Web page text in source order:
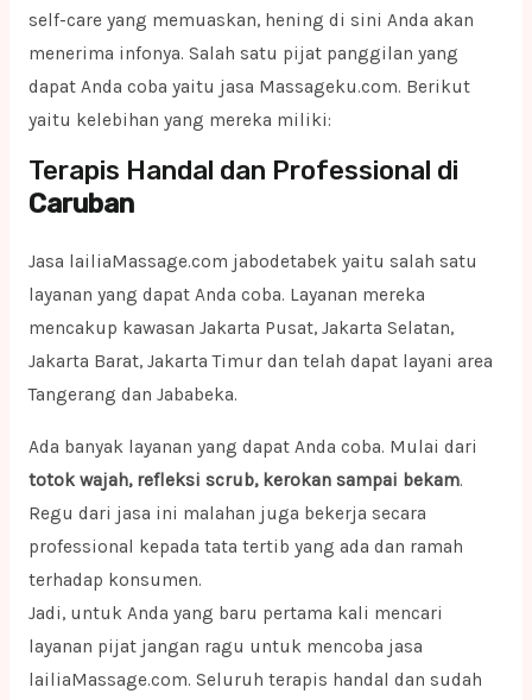
self-care yang memuaskan, hening di sini Anda akan
menerima infonya. Salah satu pijat panggilan yang
dapat Anda coba yaitu jasa Massageku.com. Berikut
yaitu kelebihan yang mereka miliki:
Terapis Handal dan Professional di
Caruban
Jasa lailiaMassage.com jabodetabek yaitu salah satu
layanan yang dapat Anda coba. Layanan mereka
mencakup kawasan Jakarta Pusat, Jakarta Selatan,
Jakarta Barat, Jakarta Timur dan telah dapat layani area
Tangerang dan Jababeka.
Ada banyak layanan yang dapat Anda coba. Mulai dari
totok wajah, refleksi scrub, kerokan sampai bekam.
Regu dari jasa ini malahan juga bekerja secara
professional kepada tata tertib yang ada dan ramah
terhadap konsumen.
Jadi, untuk Anda yang baru pertama kali mencari
layanan pijat jangan ragu untuk mencoba jasa
lailiaMassage.com. Seluruh terapis handal dan sudah